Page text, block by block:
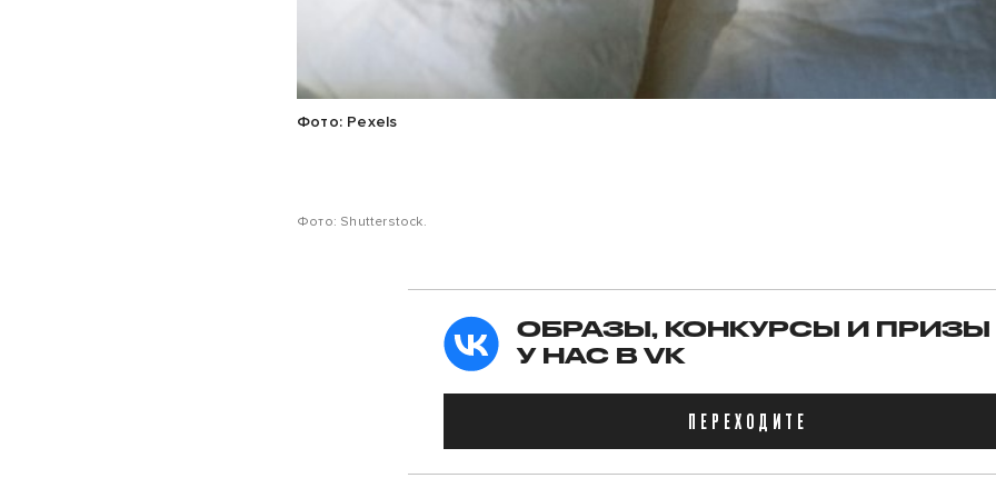
Фото: Pexels
Фото: Shutterstock.
ОБРАЗЫ, КОНКУРСЫ И
У НАС В VK
ПЕРЕХОДИТЕ